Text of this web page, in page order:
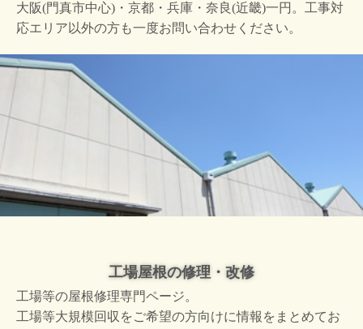
大阪(門真市中心)・京都・兵庫・奈良(近畿)一円。工事対
応エリア以外の方も一度お問い合わせください。
工場屋根の修理・改修
工場等の屋根修理専門ページ。
工場等大規模回収をご希望の方向けに情報をまとめてお